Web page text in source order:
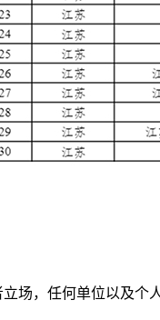
场，任何单位以及个